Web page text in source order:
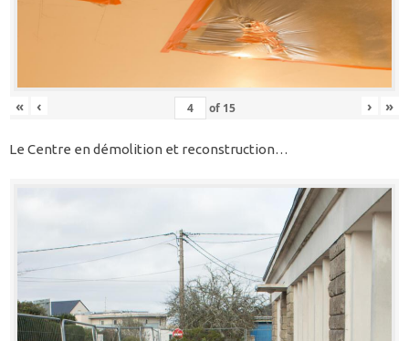
« ‹ of 15 › »
Le Centre en démolition et reconstruction…